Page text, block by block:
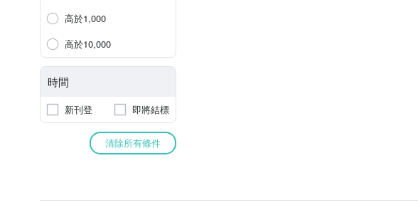
高於1,000
高於10,000
時間
新刊登 即將結標
清除所有條件